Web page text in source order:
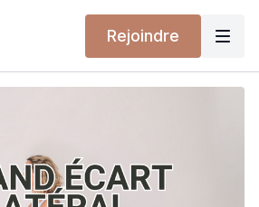
Rejoindre